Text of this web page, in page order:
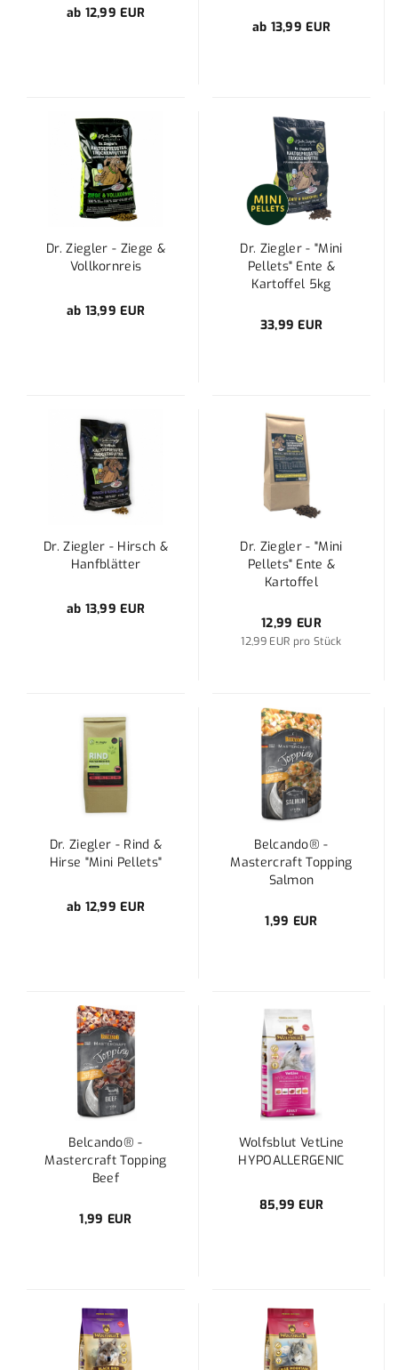
ab 12,99 EUR
ab 13,99 EUR
Dr. Ziegler - Ziege &
Vollkornreis
ab 13,99 EUR
Dr. Ziegler - "Mini
Pellets" Ente &
Kartoffel 5kg
33,99 EUR
Dr. Ziegler - Hirsch &
Hanfblätter
ab 13,99 EUR
Dr. Ziegler - "Mini
Pellets" Ente &
Kartoffel
12,99 EUR
12,99 EUR pro Stück
Dr. Ziegler - Rind &
Hirse "Mini Pellets"
ab 12,99 EUR
Belcando® -
Mastercraft Topping
Salmon
1,99 EUR
Belcando® -
Mastercraft Topping
Beef
1,99 EUR
Wolfsblut VetLine
HYPOALLERGENIC
85,99 EUR